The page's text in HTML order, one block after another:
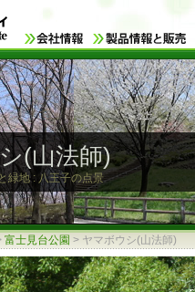
(山法師)
緑地 : 八王子の点景
富士見台公園 > ヤマボウシ(山法師)